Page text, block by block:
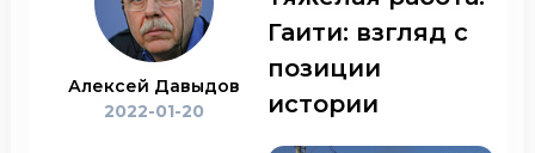
Алексей Давыдов
2022-01-20
Гаити: взгляд с
позиции
истории